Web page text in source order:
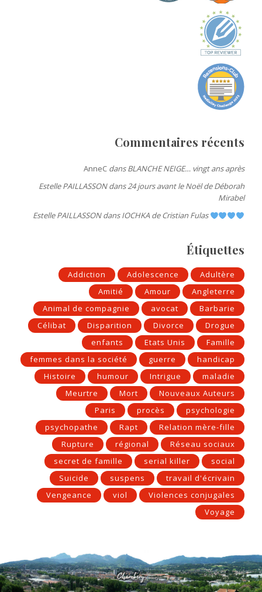
Commentaires récents
AnneC dansBLANCHE NEIGE… vingt ans après
Estelle PAILLASSONdans24 jours avant le Noël de Déborah
Mirabel
Estelle PAILLASSONdansIOCHKA de Cristian Fulas
Étiquettes
Addiction Adolescence
Adultère
Amitié
Amour
Angleterre
Animal de compagnie
avocat
Barbarie
Célibat
Disparition Divorce
Drogue
enfants
Etats Unis
Famille
femmes dans la société
guerre
handicap
Histoire
humour Intrigue
maladie
Meurtre
Mort
Nouveaux Auteurs
Paris
procès
psychologie
psychopathe
Rapt
Relation mère-fille
Rupture
régional
Réseau sociaux
secret de famille
serial killer
social
Suicide
suspens
travail d'écrivain
Vengeance
viol
Violences conjugales
Voyage